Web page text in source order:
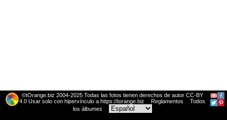
©tOrange.biz 2004-2025 Todas las fotos tienen derechos de autor CC-BY
4.0 Usar solo con hipervínculo a https://torange.biz
Reglamentos
Todos
los álbumes